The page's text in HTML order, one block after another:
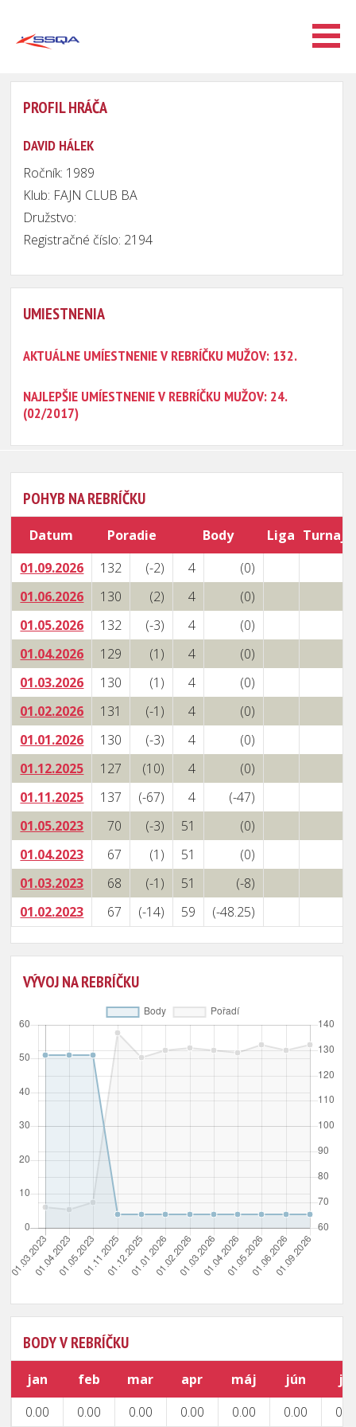
PROFIL HRÁČA
DAVID HÁLEK
Ročník: 1989
Klub: FAJN CLUB BA
Družstvo:
Registračné číslo: 2194
UMIESTNENIA
AKTUÁLNE UMÍESTNENIE V REBRÍČKU MUŽOV: 132.
NAJLEPŠIE UMÍESTNENIE V REBRÍČKU MUŽOV: 24.
(02/2017)
POHYB NA REBRÍČKU
Datum Poradie Body Liga Turnaje
01.09.2026
132 (-2) 4
(0)
01.06.2026
130 (2) 4
(0)
01.05.2026
132 (-3) 4
(0)
01.04.2026
129 (1) 4
(0)
01.03.2026
130 (1) 4
(0)
01.02.2026
131 (-1) 4
(0)
01.01.2026
130 (-3) 4
(0)
01.12.2025
127 (10) 4
(0)
01.11.2025
137 (-67) 4
(-47)
01.05.2023
70 (-3) 51
(0)
01.04.2023
67 (1) 51
(0)
01.03.2023
68 (-1) 51
(-8)
01.02.2023
67 (-14) 59 (-48.25)
VÝVOJ NA REBRÍČKU
BODY V REBRÍČKU
jan feb mar apr máj jún
júl
0.00
0.00 0.00 0.00 0.00 0.00